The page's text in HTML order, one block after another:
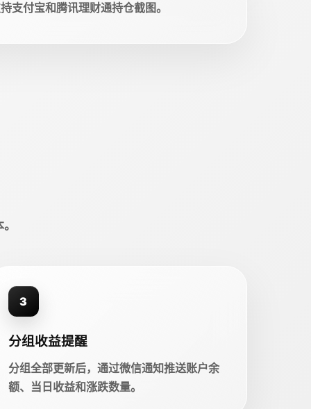
支付宝和腾讯理财通持仓截图。
3
分组收益提醒
分组全部更新后，通过微信通知推送账户余
额、当日收益和涨跌数量。